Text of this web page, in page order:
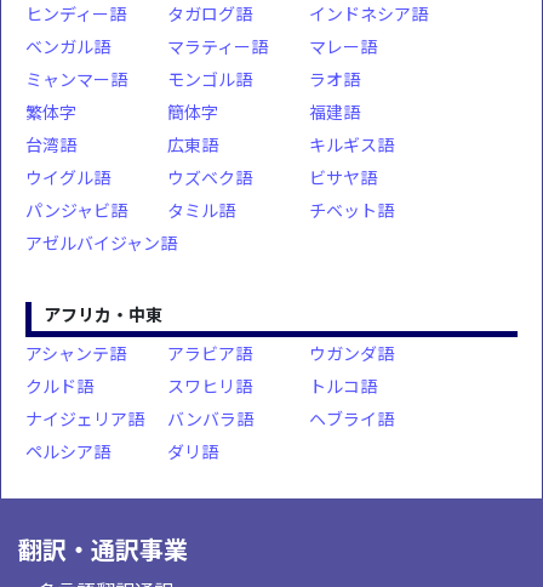
ヒンディー語
タガログ語
インドネシア語
ベンガル語
マラティー語
マレー語
ミャンマー語
モンゴル語
ラオ語
繁体字
簡体字
福建語
台湾語
広東語
キルギス語
ウイグル語
ウズベク語
ビサヤ語
パンジャビ語
タミル語
チベット語
アゼルバイジャン語
アフリカ・中東
アシャンテ語
アラビア語
ウガンダ語
クルド語
スワヒリ語
トルコ語
ナイジェリア語
バンバラ語
ヘブライ語
ペルシア語
ダリ語